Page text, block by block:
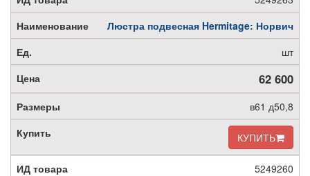
Люстра подвесная Hermitage: Норвич
шт
62 600
в61 д50,8
КУПИТЬ
5249260